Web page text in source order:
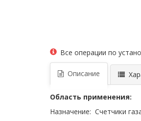
Все операции по
Описание
Область применения:
Назначение: Счетчики